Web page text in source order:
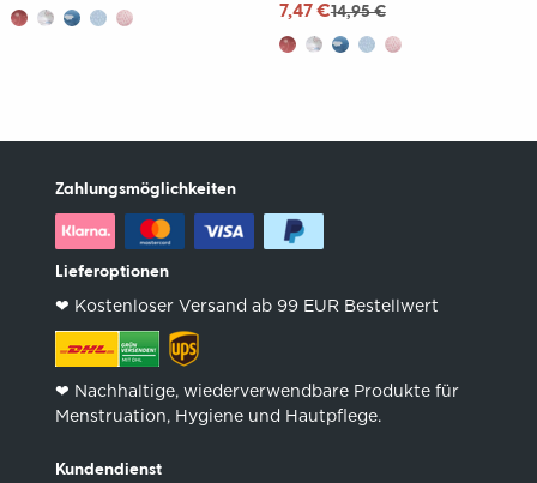
7,47 €14,95 €
Zahlungsmöglichkeiten
Lieferoptionen
❤︎ Kostenloser Versand ab 99 EUR Bestellwert
❤︎ Nachhaltige, wiederverwendbare Produkte für
Menstruation, Hygiene und Hautpflege.
Kundendienst